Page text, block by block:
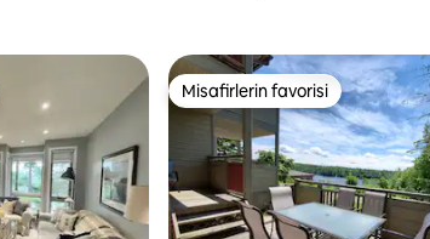
en beğenilenler arasındaMisafirlerin favorisi
Misafirlerin favorisi